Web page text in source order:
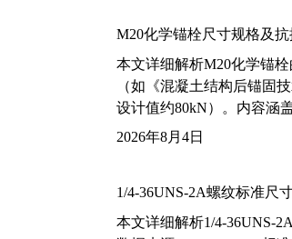
M20化学锚栓尺寸规格及
本文详细解析M20化学锚
（如《混凝土结构后锚固
设计值约80kN）。内容涵
2026年8月4日
1/4-36UNS-2A螺纹标准尺
本文详细解析1/4-36UNS-